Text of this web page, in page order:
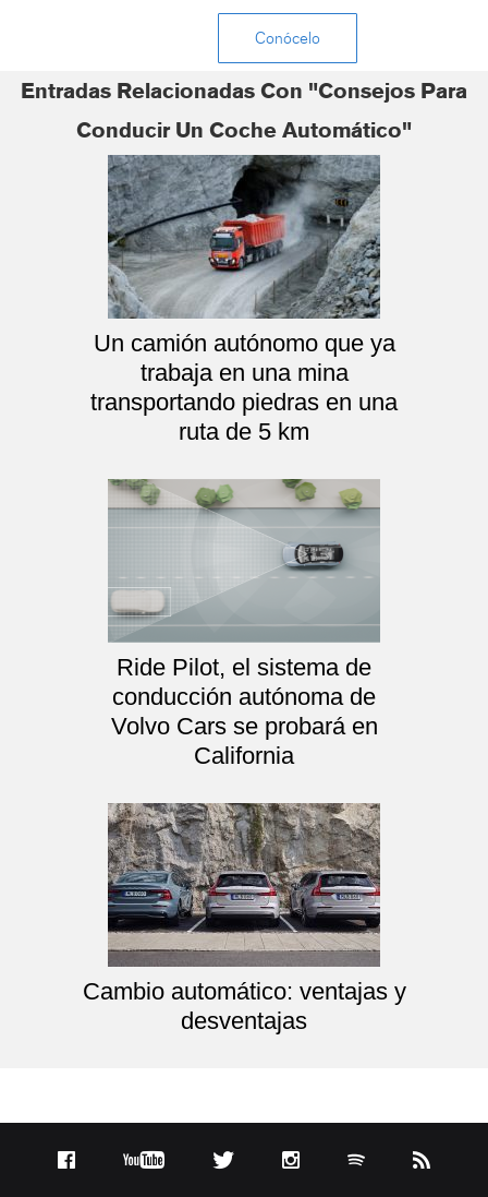
Conócelo
Entradas Relacionadas Con "Consejos Para
Conducir Un Coche Automático"
Un camión autónomo que ya
trabaja en una mina
transportando piedras en una
ruta de 5 km
Ride Pilot, el sistema de
conducción autónoma de
Volvo Cars se probará en
California
Cambio automático: ventajas y
desventajas